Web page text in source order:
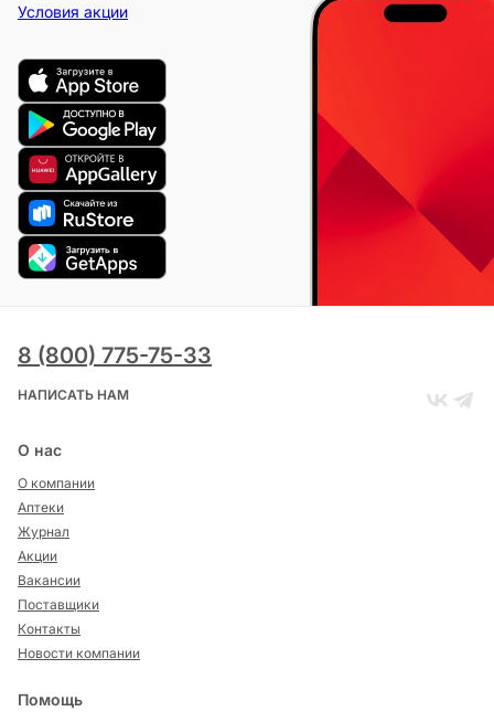
Условия акции
8 (800) 775-75-33
НАПИСАТЬ НАМ
О нас
О компании
Аптеки
Журнал
Акции
Вакансии
Поставщики
Контакты
Новости компании
Помощь